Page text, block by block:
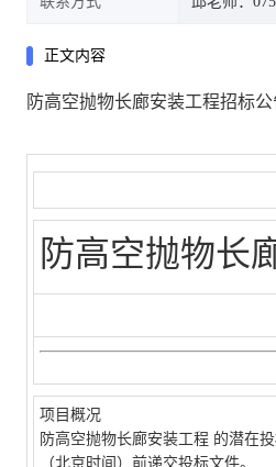
正文内容
防高空抛物长廊安装工程招标公
防高空抛物长
项目概况
防高空抛物长廊安装工程 的潜在
（北京时间）前递交投标文件。